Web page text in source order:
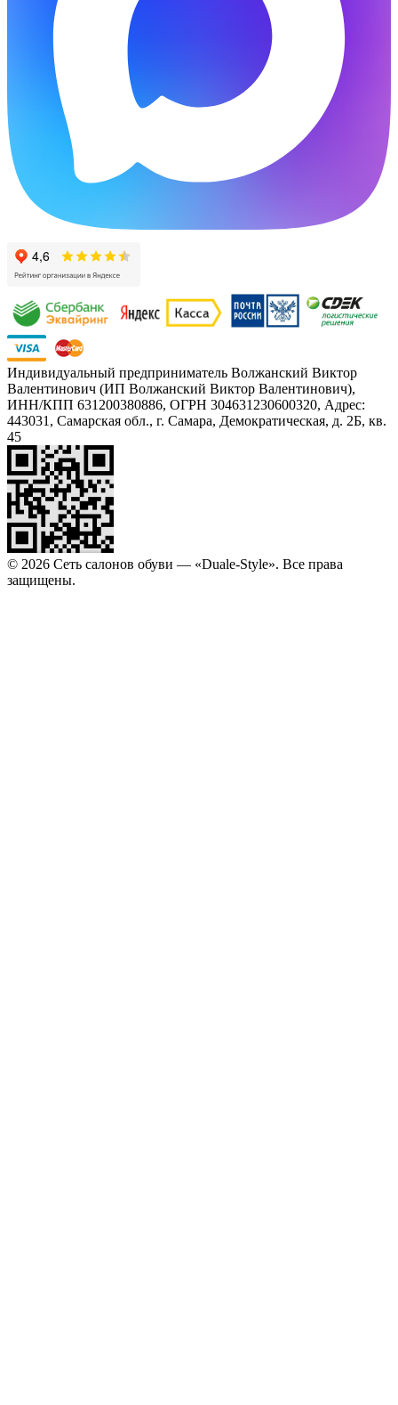
Индивидуальный предприниматель Волжанский Виктор
Валентинович (ИП Волжанский Виктор Валентинович),
ИНН/КПП 631200380886, ОГРН 304631230600320, Адрес:
443031, Самарская обл., г. Самара, Демократическая, д. 2Б, кв.
45
© 2026 Сеть салонов обуви — «Duale-Style». Все права
защищены.